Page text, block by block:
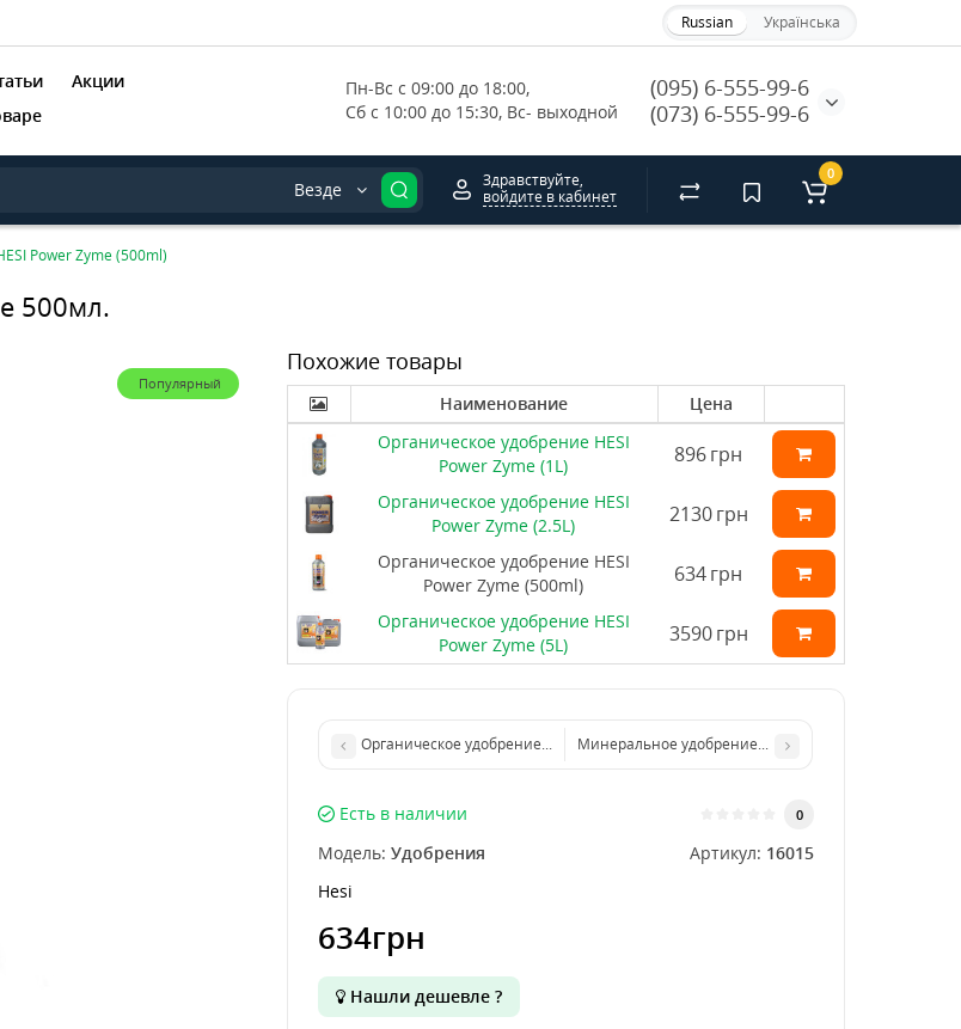
Russian Українська
Пн-Вс с 09:00 до 18:00,
Сб с 10:00 до 15:30, Вс- выходной
(095) 6-555-99-6
(073) 6-555-99-6
Акции
Везде
Здравствуйте,
войдите в кабинет
0
Power Zyme (500ml)
500мл.
Популярный
Похожие товары
Наименование
Цена
Органическое удобрение HESI
Power Zyme (1L)
896грн
Органическое удобрение HESI
Power Zyme (2.5L)
2130 грн
Органическое удобрение HESI
Power Zyme (500ml)
634грн
Органическое удобрение HESI
Power Zyme (5L)
3590 грн
Органическое удобрение HESI Power Zyme (2.5L)Минеральное удобрение HESI Root Complex (500ml)
Есть в наличии 0
Модель: Удобрения Артикул: 16015
Hesi
634грн
Нашли дешевле ?